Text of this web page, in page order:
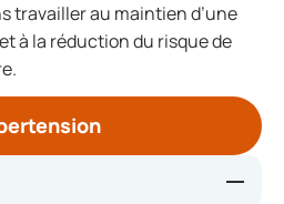
travailler au maintien d’une
à la réduction du risque de